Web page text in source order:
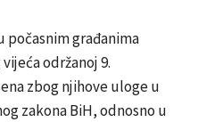
počasnim građanima
održanoj 9.
zbog njihove uloge u
zakona BiH, odnosno u